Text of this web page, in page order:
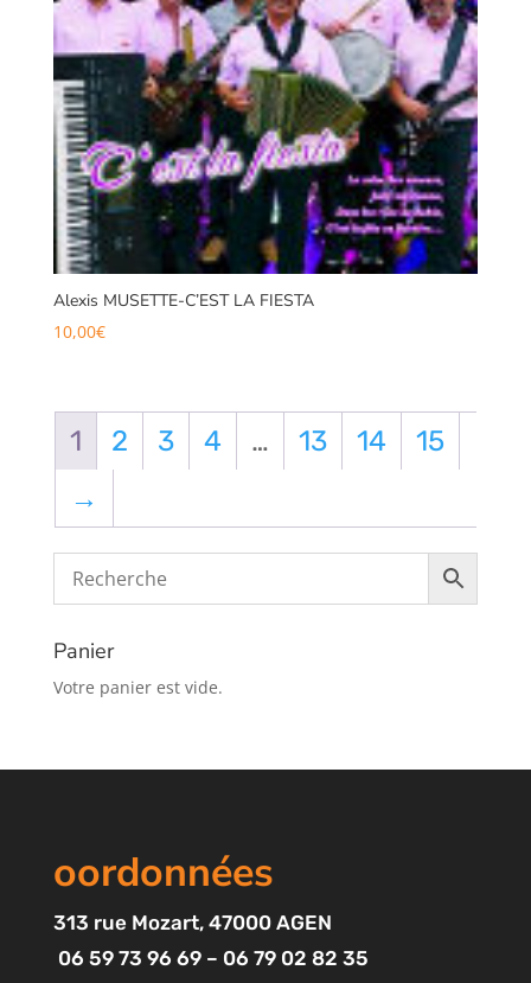
Alexis MUSETTE-C’EST LA FIESTA
10,00€
1 2 3 4 … 13 14
15
→
Panier
Votre panier est vide.
oordonnées
313 rue Mozart, 47000 AGEN
06 59 73 96 69 – 06 79 02 82 35